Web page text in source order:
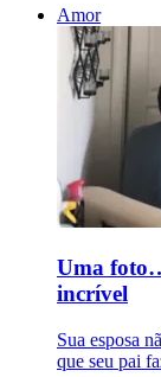
Amor
Uma
incrível
Sua esposa
que seu pai